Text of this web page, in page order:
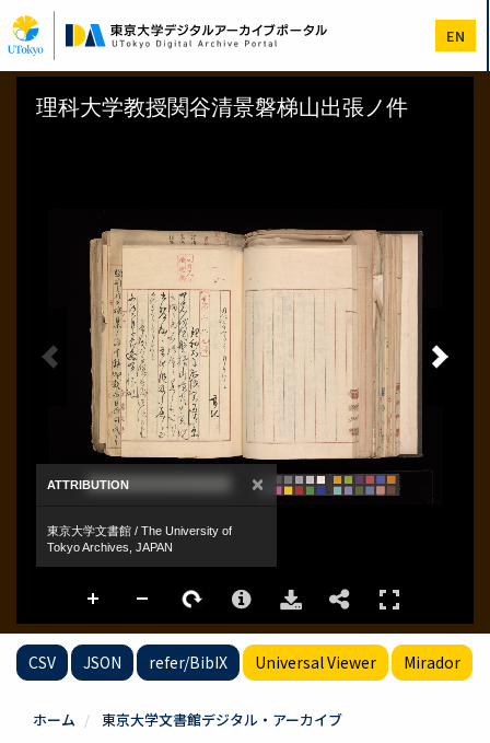
イ
ン
コ
EN
CSV JSON refer/BibIX Universal Viewer Mirador
ホーム 東京大学文書館デジタル・アーカイブ